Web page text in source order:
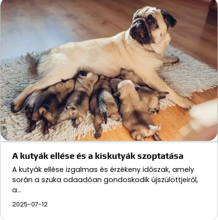
A kutyák ellése és a kiskutyák szoptatása
A kutyák ellése izgalmas és érzékeny időszak, amely
során a szuka odaadóan gondoskodik újszülöttjeiről,
a…
2025-07-12